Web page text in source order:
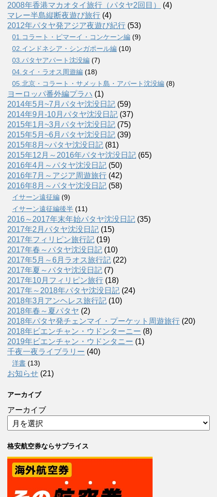
2008年香港マカオタイ旅行（パタヤ2回目）
(4)
マレー半島縦断夜遊び旅行 (4)
2012年パタヤ発アジア夜遊び紀行 (53)
01.コラート・ピマーイ・コンケーン編 (9)
02.インドネシア・シンガポール編 (10)
03.パタヤアパート沈没編 (7)
04.タイ・ラオス周遊編 (18)
05.北京・コラート・サメット島・アパート沈没編 (8)
ヨーロッパ番外編プラハ (1)
2014年5月~7月パタヤ沈没日記 (59)
2014年9月-10月パタヤ沈没日記 (37)
2015年1月~3月パタヤ沈没日記 (75)
2015年5月~6月パタヤ沈没日記 (39)
2015年8月~パタヤ沈没日記 (81)
2015年12月～2016年パタヤ沈没日記 (65)
2016年4月～パタヤ沈没日記 (50)
2016年7月～アジア周遊旅行 (42)
2016年8月～パタヤ沈没日記 (58)
イサーン遠征編 (9)
イサーン遠征編後半 (11)
2016～2017年末年始パタヤ沈没日記 (35)
2017年2月パタヤ沈没日記 (15)
2017年フィリピン旅行記 (19)
2017年春～パタヤ沈没日記 (10)
2017年5月～6月ラオス旅行記 (22)
2017年夏～パタヤ沈没日記 (7)
2017年10月フィリピン旅行 (18)
2017年～2018年パタヤ沈没日記 (24)
2018年3月アンヘレス旅行記 (10)
2018年春～夏パタヤ (2)
2018年パタヤ発チェンマイ・プーケット周遊旅行 (20)
2018年ビエンチャン・ウドンターニー (8)
2019年ビエンチャン・ウドンタニー (1)
千夜一夜ライブラリー (40)
洋書 (13)
お知らせ (21)
アーカイブ
アーカイブ
格安航空券ならサプライス